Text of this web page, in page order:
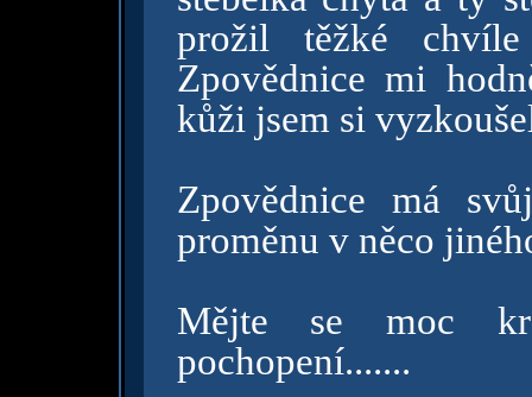
prožil těžké
Zpovědnice mi
kůži jsem si
Zpovědnice má
proměnu v něco
Mějte se moc
pochopení.......